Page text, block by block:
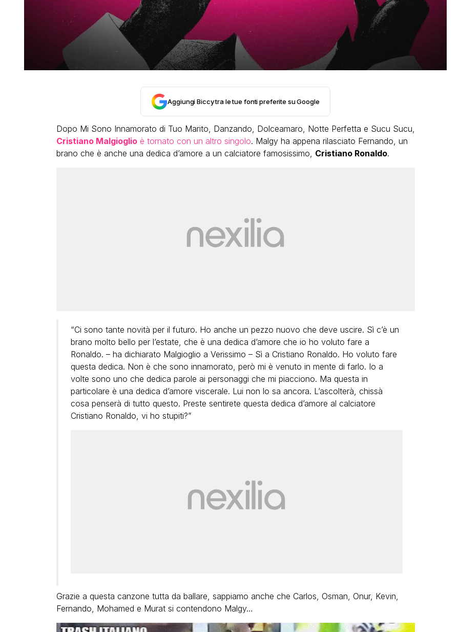
Aggiungi Biccy tra le tue fonti preferite su Google
Dopo Mi Sono Innamorato di Tuo Marito, Danzando, Dolceamaro, Notte Perfetta e Sucu Sucu,
Cristiano Malgioglioè tornato con un altro singolo. Malgy ha appena rilasciato Fernando, un
brano che è anche una dedica d’amore a un calciatore famosissimo, Cristiano Ronaldo.
“Ci sono tante novità per il futuro. Ho anche un pezzo nuovo che deve uscire. Sì c’è un
brano molto bello per l’estate, che è una dedica d’amore che io ho voluto fare a
Ronaldo. – ha dichiarato Malgioglio a Verissimo – Sì a Cristiano Ronaldo. Ho voluto fare
questa dedica. Non è che sono innamorato, però mi è venuto in mente di farlo. Io a
volte sono uno che dedica parole ai personaggi che mi piacciono. Ma questa in
particolare è una dedica d’amore viscerale. Lui non lo sa ancora. L’ascolterà, chissà
cosa penserà di tutto questo. Preste sentirete questa dedica d’amore al calciatore
Cristiano Ronaldo, vi ho stupiti?”
Grazie a questa canzone tutta da ballare, sappiamo anche che Carlos, Osman, Onur, Kevin,
Fernando, Mohamed e Murat si contendono Malgy…
compleanno con tutte le grandi
dive compie 15 anni: il video